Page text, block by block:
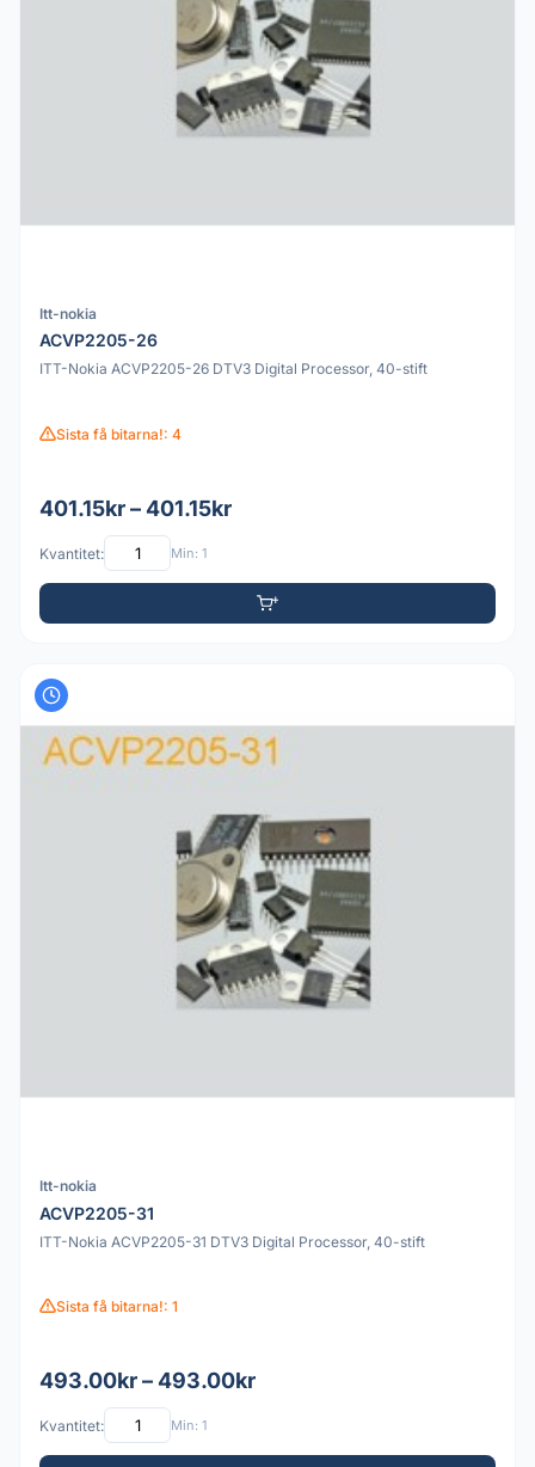
Itt-nokia
ACVP2205-26
ITT-Nokia ACVP2205-26 DTV3 Digital Processor, 40-stift
Sista få bitarna!: 4
401.15kr – 401.15kr
Kvantitet: Min: 1
Itt-nokia
ACVP2205-31
ITT-Nokia ACVP2205-31 DTV3 Digital Processor, 40-stift
Sista få bitarna!: 1
493.00kr – 493.00kr
Kvantitet: Min: 1